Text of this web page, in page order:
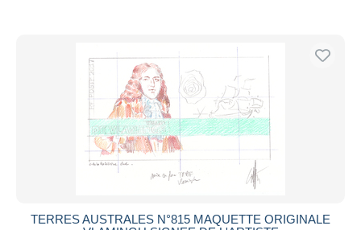
TERRES AUSTRALES N°815 MAQUETTE ORIGINALE